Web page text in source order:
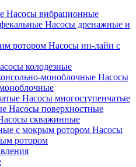
Насосы вибрационные
Насосы дренажные и
Насосы ин-лайн с
колодезные
Насосы
Насосы многоступенчатые
Насосы поверхностные
скважинные
Насосы
ротором